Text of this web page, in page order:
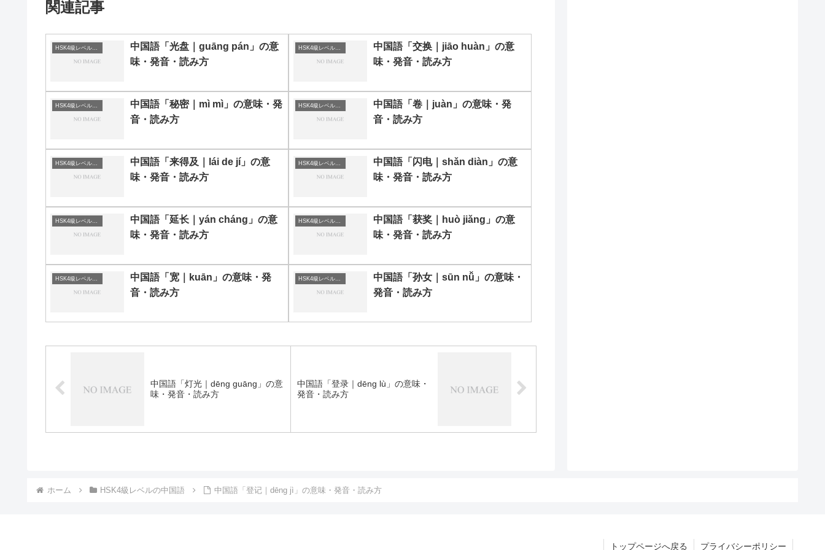
関連記事
中国語「光盘｜guāng pán」の意
味・発音・読み方
中国語「交换｜jiāo huàn」の意
味・発音・読み方
中国語「秘密｜mì mì」の意味・発
音・読み方
中国語「卷｜juàn」の意味・発
音・読み方
中国語「来得及｜lái de jí」の意
味・発音・読み方
中国語「闪电｜shǎn diàn」の意
味・発音・読み方
中国語「延长｜yán cháng」の意
味・発音・読み方
中国語「获奖｜huò jiǎng」の意
味・発音・読み方
中国語「宽｜kuān」の意味・発
音・読み方
中国語「孙女｜sūn nǚ」の意味・
発音・読み方
中国語「灯光｜dēng guāng」の意
味・発音・読み方
中国語「登录｜dēng lù」の意味・
発音・読み方
ホーム HSK4級レベルの中国語 中国語「登记｜dēng jì」の意味・発音・読み方
トップページへ戻る プライバシーポリシー